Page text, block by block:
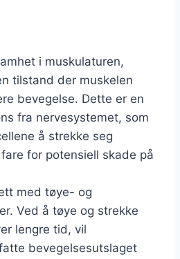
i muskulaturen,
tilstand der muskelen
bevegelse. Dette er en
fra nervesystemet, som
å strekke seg
for potensiell skade på
med tøye- og
Ved å tøye og strekke
lengre tid, vil
bevegelsesutslaget